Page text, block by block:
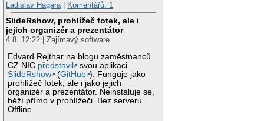
Ladislav Hagara| Komentářů: 1
SlideRshow, prohlížeč fotek, ale i
jejich organizér a prezentátor
4.8. 12:22 | Zajímavý software
Edvard Rejthar na blogu zaměstnanců
CZ.NIC představil
svou aplikaci
SlideRshow
(GitHub ). Funguje jako
prohlížeč fotek, ale i jako jejich
organizér a prezentátor. Neinstaluje se,
běží přímo v prohlížeči. Bez serveru.
Offline.